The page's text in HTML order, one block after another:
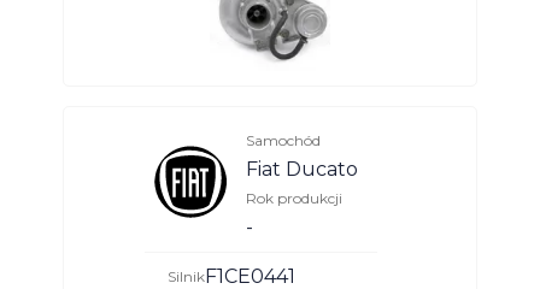
Samochód
Fiat Ducato
Rok produkcji
-
SilnikF1CE0441